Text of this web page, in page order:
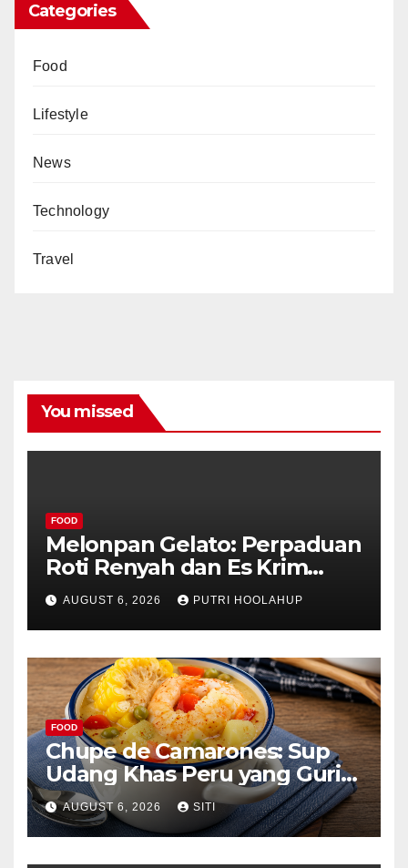
Categories
Food
Lifestyle
News
Technology
Travel
You missed
FOOD
Melonpan Gelato: Perpaduan
Roti Renyah dan Es Krim
Lembut yang Menggoda
AUGUST 6, 2026 PUTRI HOOLAHUP
FOOD
Chupe de Camarones: Sup
Udang Khas Peru yang Gurih
Lezat
AUGUST 6, 2026 SITI